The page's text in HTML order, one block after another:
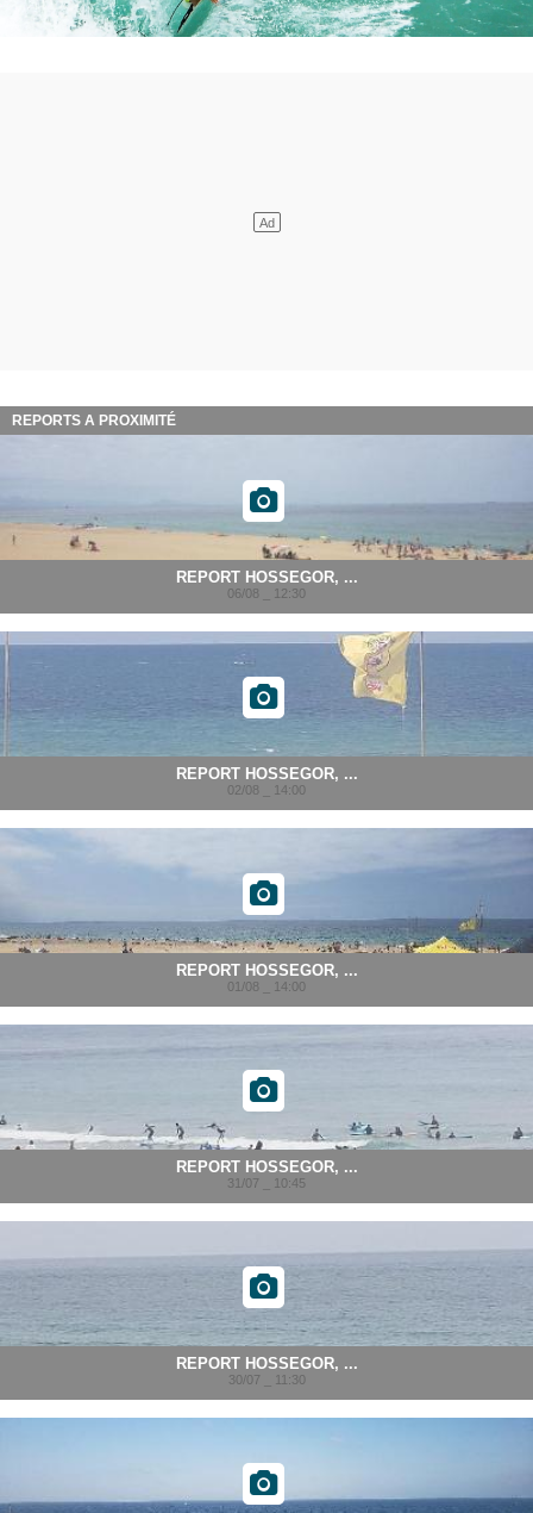
REPORTS A PROXIMITÉ
REPORT HOSSEGOR, ...
06/08 _ 12:30
REPORT HOSSEGOR, ...
02/08 _ 14:00
REPORT HOSSEGOR, ...
01/08 _ 14:00
REPORT HOSSEGOR, ...
31/07 _ 10:45
REPORT HOSSEGOR, ...
30/07 _ 11:30